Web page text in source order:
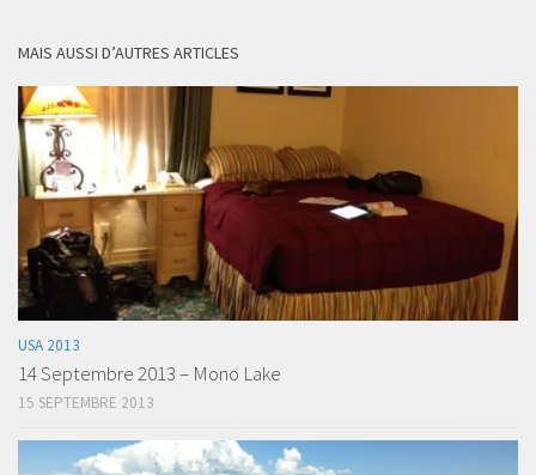
MAIS AUSSI D’AUTRES ARTICLES
USA 2013
14 Septembre 2013 – Mono Lake
15 SEPTEMBRE 2013